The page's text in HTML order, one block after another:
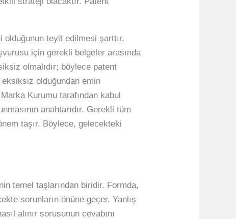
olduğunun teyit edilmesi şarttır.
için gerekli belgeler arasında
olmalıdır; böylece patent
olduğundan emin
Kurumu tarafından kabul
anahtarıdır. Gerekli tüm
taşır. Böylece, gelecekteki
temel taşlarından biridir. Formda,
sorunların önüne geçer. Yanlış
alınır sorusunun cevabını